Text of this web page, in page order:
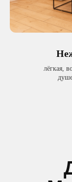
лёгкая,